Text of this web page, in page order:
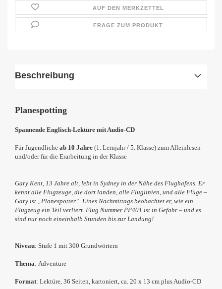
AUF DEN MERKZETTEL
FRAGE ZUM PRODUKT
Beschreibung
Planespotting
Spannende Englisch-Lektüre mit Audio-CD
Für Jugendliche ab 10 Jahre (1. Lernjahr / 5. Klasse) zum Alleinlesen
und/oder für die Erarbeitung in der Klasse
Gary Kent, 13 Jahre alt, lebt in Sydney in der Nähe des Flughafens. Er
kennt alle Flugzeuge, die dort landen, alle Fluglinien, und alle Flüge –
Gary ist „Planespotter“. Eines Nachmittags beobachtet er, wie ein
Flugzeug ein Teil verliert. Flug Nummer PP401 ist in Gefahr – und es
sind nur noch eineinhalb Stunden bis zur Landung!
Niveau: Stufe 1 mit 300 Grundwörtern
Thema: Adventure
Format: Lektüre, 36 Seiten, kartoniert, ca. 20 x 13 cm plus Audio-CD